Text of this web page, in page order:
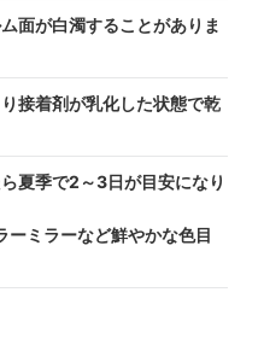
面が白濁することがありま
接着剤が乳化した状態で乾
夏季で2～3日が目安になり
ーミラーなど鮮やかな色目